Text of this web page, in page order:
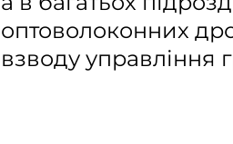
оптоволоконних
взводу управління